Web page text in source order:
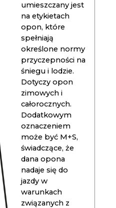
umieszczany jest
na etykietach
opon, które
spełniają
określone normy
przyczepności na
śniegu i lodzie.
Dotyczy opon
zimowych i
całorocznych.
Dodatkowym
oznaczeniem
może być M+S,
świadczące, że
dana opona
nadaje się do
jazdy w
warunkach
związanych z